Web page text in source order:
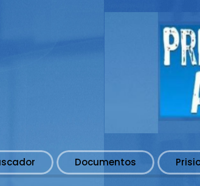
Documentos